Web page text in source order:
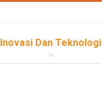
Inovasi Dan Teknologi